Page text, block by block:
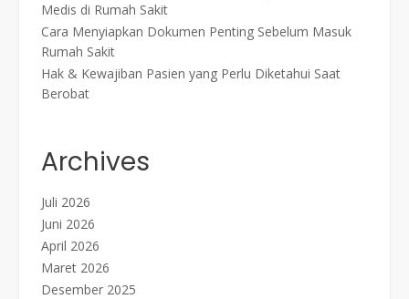
Medis di Rumah Sakit
Cara Menyiapkan Dokumen Penting Sebelum Masuk
Rumah Sakit
Hak & Kewajiban Pasien yang Perlu Diketahui Saat
Berobat
Archives
Juli 2026
Juni 2026
April 2026
Maret 2026
Desember 2025